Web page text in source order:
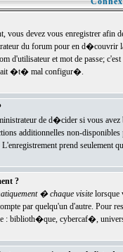
devez vous enregistrer
du forum pour en
d'utilisateur et mot de passe;
ait �t� mal configur�.
de d�cider si vous
additionnelles non-
prend seulement
?
� chaque visitelorsque
par quelqu'un d'autre. Pour
: biblioth�que, cybercaf�,